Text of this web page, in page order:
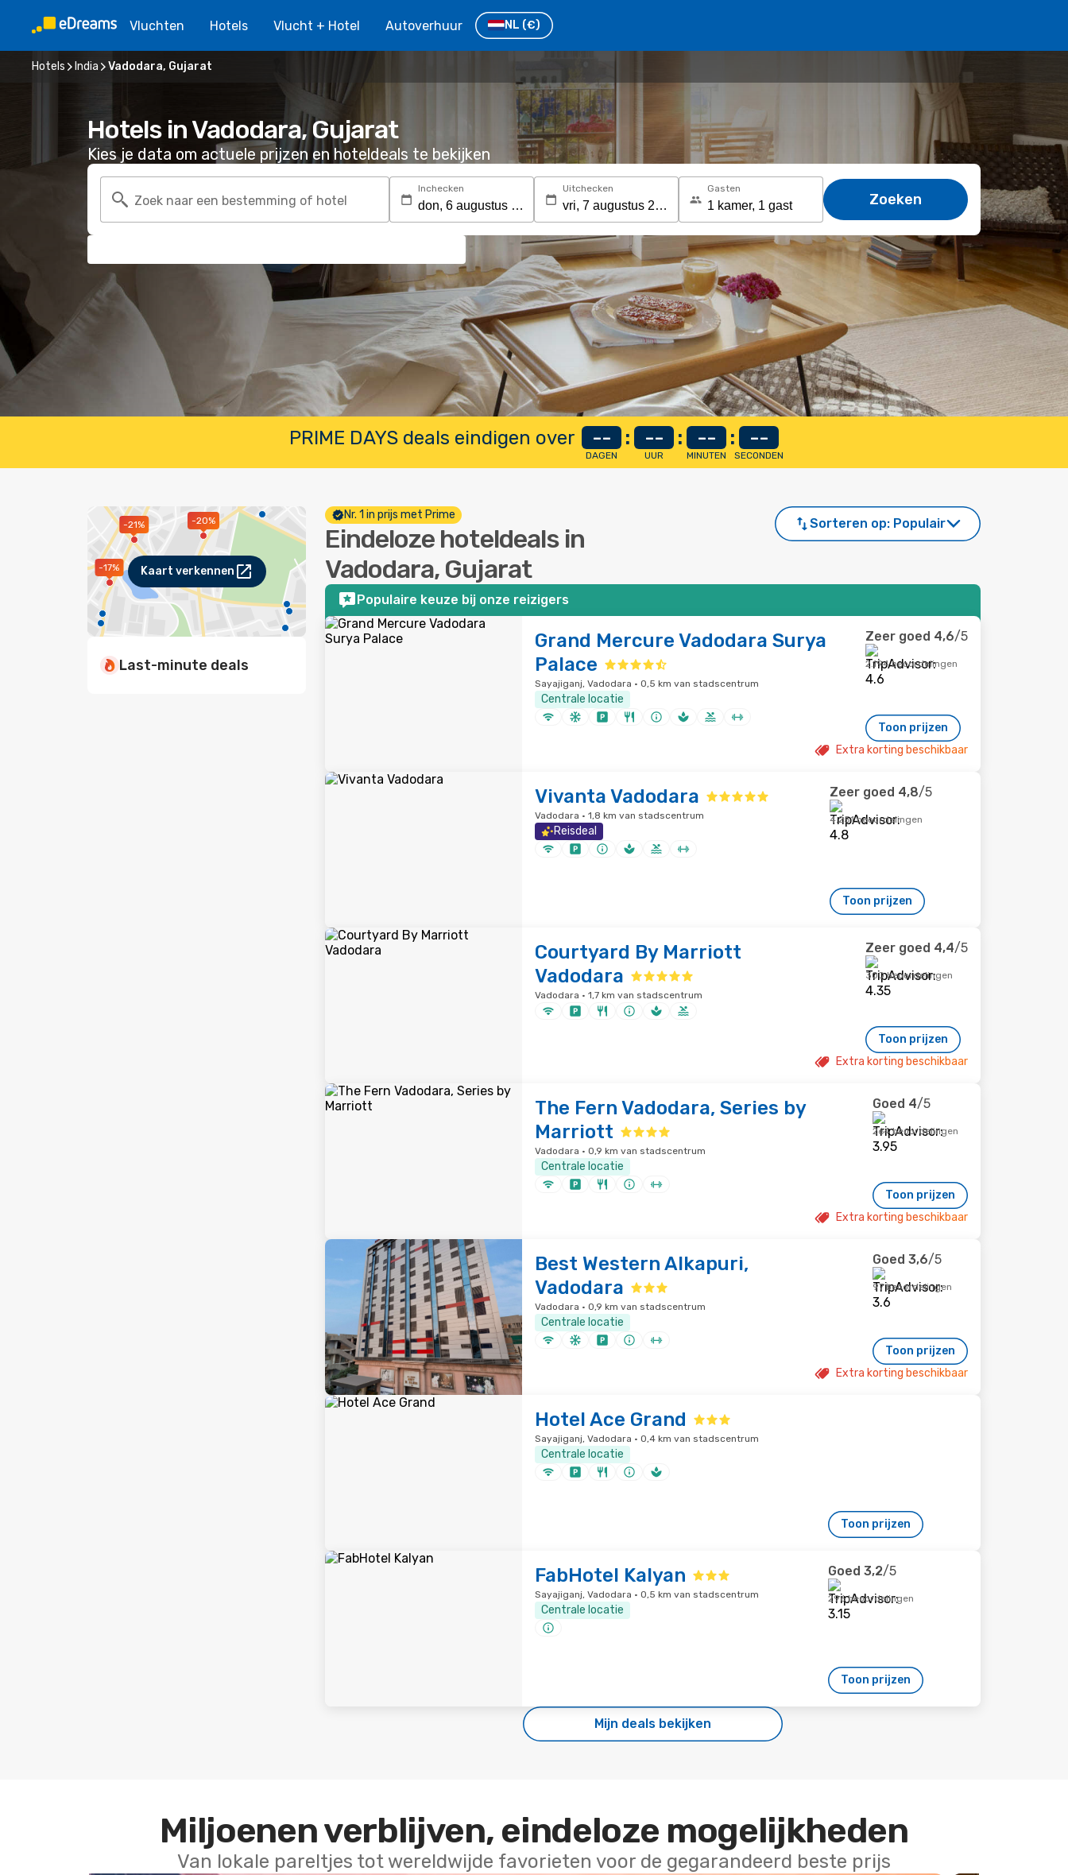
Vluchten Hotels Vlucht + Hotel Autoverhuur NL (€)
Hotels India Vadodara, Gujarat
Hotels in Vadodara, Gujarat
Kies je data om actuele prijzen en hoteldeals te bekijken
Zoek naar een bestemming of hotel
Inchecken Uitchecken Gasten
Zoeken
PRIME DAYS deals eindigen over --
DAGEN
: --
UUR
: --
MINUTEN
: --
SECONDEN
-20%
-21%
-17% Kaart verkennen
Last-minute deals
Nr. 1 in prijs met Prime
Eindeloze hoteldeals in
Vadodara, Gujarat
Sorteren op: Populair
Populaire keuze bij onze reizigers
Grand Mercure Vadodara Surya
Palace
Sayajiganj, Vadodara · 0,5 km van stadscentrum
Centrale locatie
Zeer goed 4,6/5
2.194 beoordelingen
Toon prijzen
Extra korting beschikbaar
Vivanta Vadodara
Vadodara · 1,8 km van stadscentrum
Reisdeal
Zeer goed 4,8/5
4.251 beoordelingen
Toon prijzen
Courtyard By Marriott
Vadodara
Vadodara · 1,7 km van stadscentrum
Zeer goed 4,4/5
300 beoordelingen
Toon prijzen
Extra korting beschikbaar
The Fern Vadodara, Series by
Marriott
Vadodara · 0,9 km van stadscentrum
Centrale locatie
Goed 4/5
264 beoordelingen
Toon prijzen
Extra korting beschikbaar
Best Western Alkapuri,
Vadodara
Vadodara · 0,9 km van stadscentrum
Centrale locatie
Goed 3,6/5
97 beoordelingen
Toon prijzen
Extra korting beschikbaar
Hotel Ace Grand
Sayajiganj, Vadodara · 0,4 km van stadscentrum
Centrale locatie
Toon prijzen
FabHotel Kalyan
Sayajiganj, Vadodara · 0,5 km van stadscentrum
Centrale locatie
Goed 3,2/5
296 beoordelingen
Toon prijzen
Mijn deals bekijken
Miljoenen verblijven, eindeloze mogelijkheden
Van lokale pareltjes tot wereldwijde favorieten voor de gegarandeerd beste prijs